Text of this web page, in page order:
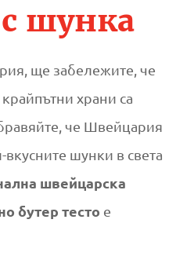
шунка
ще забележите, че
храни са
че Швейцария
шунки в света
швейцарска
бутер тесто е